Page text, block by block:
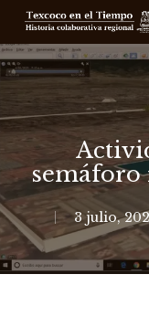
Skip
main
content
semáforo
3 julio,